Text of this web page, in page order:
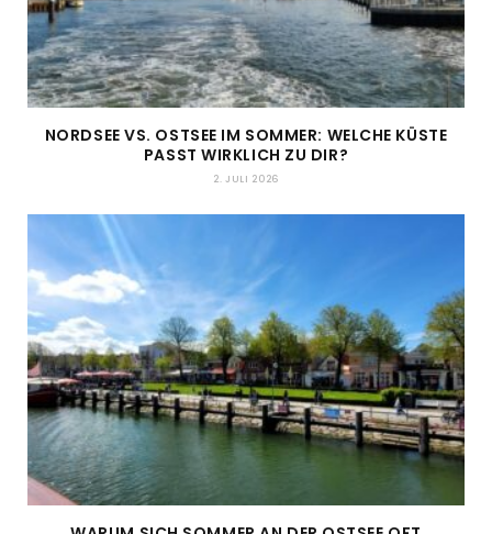
NORDSEE VS. OSTSEE IM SOMMER: WELCHE KÜSTE
PASST WIRKLICH ZU DIR?
2. JULI 2026